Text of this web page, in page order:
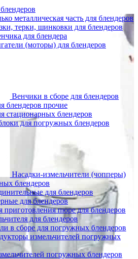
металлическая часть для блендеров
терки, шинковки для блендеров
для блендера
(моторы) для блендеров
Венчики в сборе для блендеров
блендеров прочие
стационарных блендеров
для погружных блендеров
Насадки-измельчители (чопперы)
блендеров
для блендеров
для блендеров
приготовления пюре для блендеров
для блендеров
в сборе для погружных блендеров
измельчителей погружных
погружных блендеров